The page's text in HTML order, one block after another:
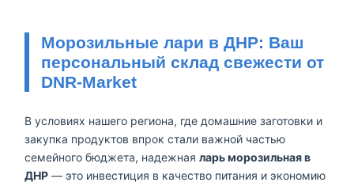
Морозильные лари в ДНР: Ваш
персональный склад свежести от
DNR-Market
В условиях нашего региона, где домашние заготовки и
закупка продуктов впрок стали важной частью
семейного бюджета, надежная ларь морозильная в
ДНР — это инвестиция в качество питания и экономию